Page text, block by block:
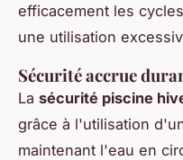
efficacement les
une utilisation
Sécurité accrue
La sécurité piscine
grâce à l'utilisation
maintenant l'eau en